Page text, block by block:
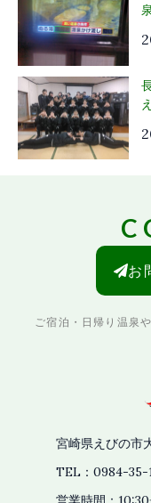
宮崎県えびの市
TEL：0984-35-
お
ご宿泊・日帰り温泉